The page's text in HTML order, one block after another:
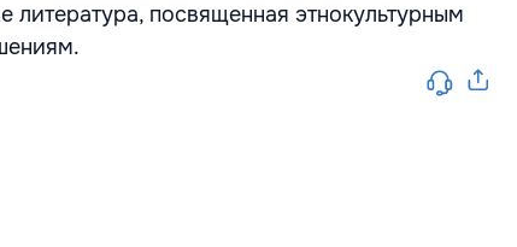
литература, посвященная этнокультурным